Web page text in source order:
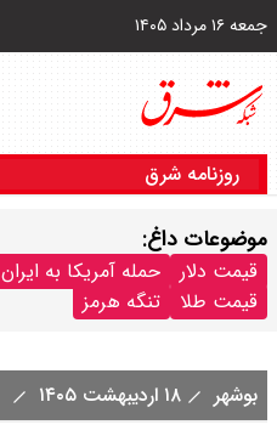
جمعه ۱۶ مرداد ۱۴۰۵
روزنامه شرق
موضوعات داغ:
قیمت دلار حمله آمریکا به ایران
قیمت طلا
تنگه هرمز
بوشهر ۱۸ اردیبهشت ۱۴۰۵